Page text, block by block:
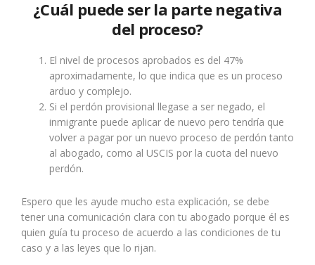
¿Cuál puede ser la parte negativa
del proceso?
El nivel de procesos aprobados es del 47%
aproximadamente, lo que indica que es un proceso
arduo y complejo.
Si el perdón provisional llegase a ser negado, el
inmigrante puede aplicar de nuevo pero tendría que
volver a pagar por un nuevo proceso de perdón tanto
al abogado, como al USCIS por la cuota del nuevo
perdón.
Espero que les ayude mucho esta explicación, se debe
tener una comunicación clara con tu abogado porque él es
quien guía tu proceso de acuerdo a las condiciones de tu
caso y a las leyes que lo rijan.